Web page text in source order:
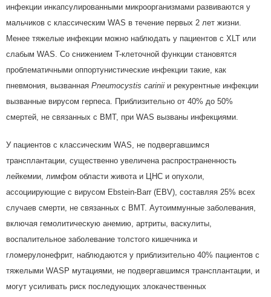
инфекции инкапсулированными микроорганизмами развиваются у
мальчиков с классическим WAS в течение первых 2 лет жизни.
Менее тяжелые инфекции можно наблюдать у пациентов с XLT или
слабым WAS. Со снижением T-клеточной функции становятся
проблематичными оппортунистические инфекции такие, как
пневмония, вызванная Pneumocystis carinii и рекурентные инфекции
вызванные вирусом герпеса. Приблизительно от 40% до 50%
смертей, не связанных с BMT, при WAS вызваны инфекциями.
У пациентов с классическим WAS, не подвергавшимся
трансплантации, существенно увеличена распространенность
лейкемии, лимфом области живота и ЦНС и опухоли,
ассоциирующие с вирусом Ebstein-Barr (EBV), составляя 25% всех
случаев смерти, не связанных с BMT. Аутоиммунные заболевания,
включая гемолитическую анемию, артриты, васкулиты,
воспалительное заболевание толстого кишечника и
гломерулонефрит, наблюдаются у приблизительно 40% пациентов с
тяжелыми WASP мутациями, не подвергавшимся трансплантации, и
могут усиливать риск последующих злокачественных